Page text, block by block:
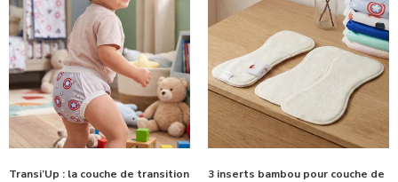
Transi’Up : la couche de transition
3 inserts bambou pour couche de